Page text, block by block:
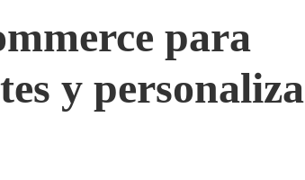
para
y personaliza